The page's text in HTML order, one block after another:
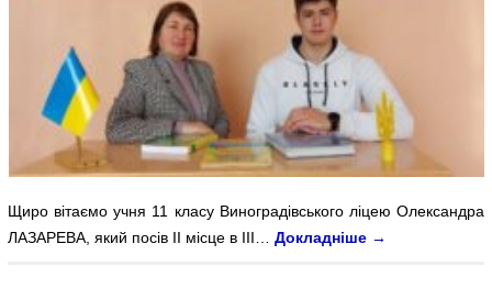
Щиро вітаємо учня 11 класу Виноградівського ліцею Олександра
ЛАЗАРЕВА, який посів ІІ місце в ІІІ…Докладніше →